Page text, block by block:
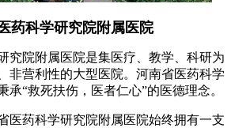
药科学研究院附属医院
院附属医院是集医疗、教学、科研为
非营利性的大型医院。河南省医药科学
承“救死扶伤，医者仁心”的医德理念。
药科学研究院附属医院始终拥有一支